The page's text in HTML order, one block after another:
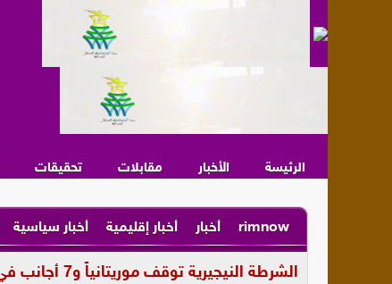
الرئيسة الأخبار مقابلات تحقيقات
rimnow أخبار أخبار إقليمية أخبار سياسية
الشرطة النيجيرية توقف موريتانياً و7 أجانب في قضية “اختطاف مفبرك” لابتزاز أسرته